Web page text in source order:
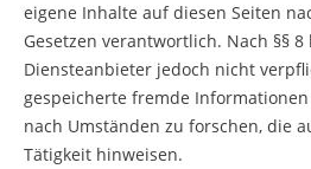
eigene Inhalte auf diesen Seiten
Gesetzen verantwortlich. Nach §§
Diensteanbieter jedoch nicht
gespeicherte fremde
nach Umständen zu forschen, die
Tätigkeit hinweisen.